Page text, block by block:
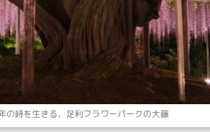
の時を生きる、足利フラワーパークの大藤